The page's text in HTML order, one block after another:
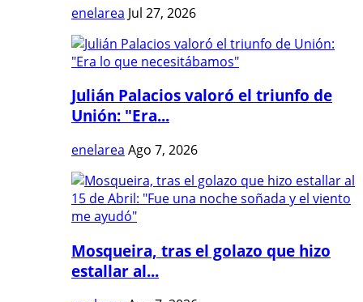
enelarea Jul 27, 2026
Julián Palacios valoró el triunfo de
Unión: "Era...
enelarea Ago 7, 2026
Mosqueira, tras el golazo que hizo
estallar al...